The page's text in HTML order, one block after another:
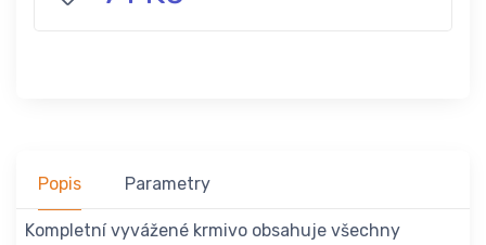
Popis Parametry
Kompletní vyvážené krmivo obsahuje všechny